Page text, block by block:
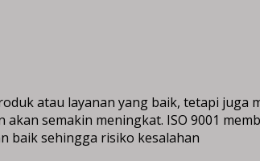
atau layanan yang baik, tetapi juga
semakin meningkat. ISO 9001
baik sehingga risiko kesalahan